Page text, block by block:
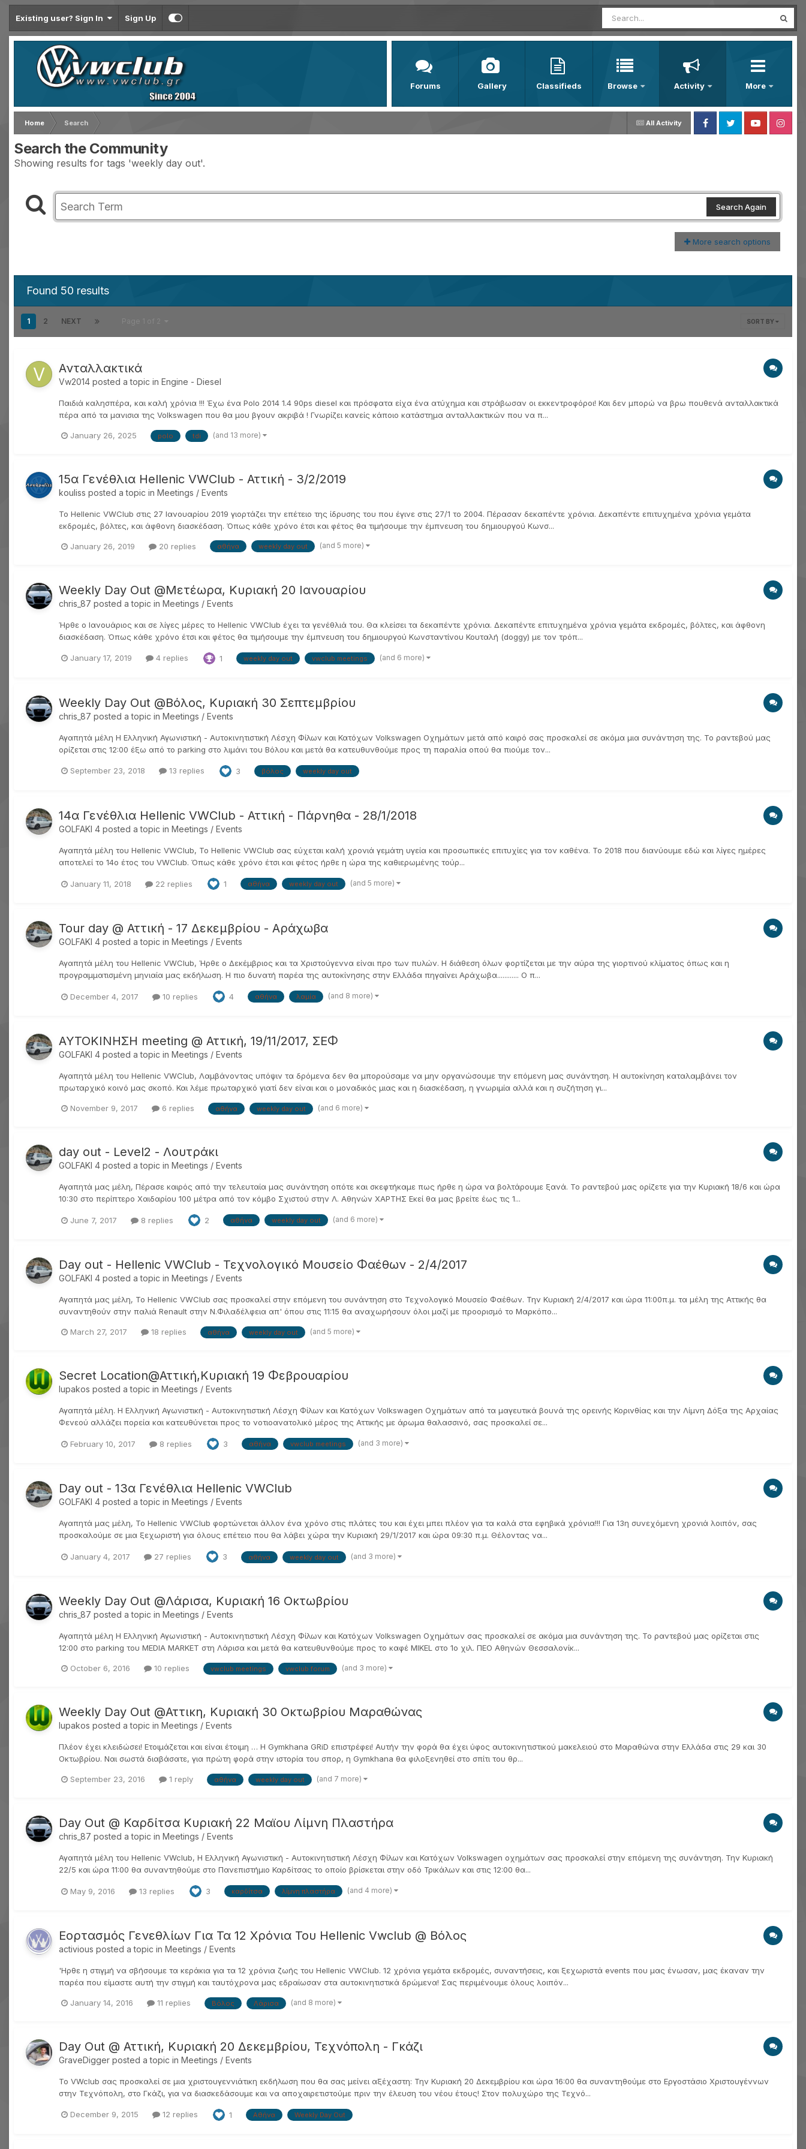
Existing user? Sign In Sign Up
Forums Gallery Classifieds Browse Activity More
All Activity
Home
Search
FacebookTwitter YoutubeInstagram
Search the Community
Showing results for tags 'weekly day out'.
Search Again
More search options
Found 50 results
1 2 NEXT SORT BY
Ανταλλακτικά
Vw2014 posted a topic in Engine - Diesel
Παιδιά καλησπέρα, και καλή χρόνια !!! Έχω ένα Polo 2014 1.4 90ps diesel και πρόσφατα είχα ένα ατύχημα και στράβωσαν οι εκκεντροφόροι! Και δεν μπορώ να βρω πουθενά ανταλλακτικά
πέρα από τα μανισια της Volkswagen που θα μου βγουν ακριβά ! Γνωρίζει κανείς κάποιο κατάστημα ανταλλακτικών που να π...
January 26, 2025 polo tdi (and 13 more)
15α Γενέθλια Hellenic VWClub - Αττική - 3/2/2019
kouliss posted a topic in Meetings / Events
Το Hellenic VWClub στις 27 Ιανουαρίου 2019 γιορτάζει την επέτειο της ίδρυσης του που έγινε στις 27/1 το 2004. Πέρασαν δεκαπέντε χρόνια. Δεκαπέντε επιτυχημένα χρόνια γεμάτα
εκδρομές, βόλτες, και άφθονη διασκέδαση. Όπως κάθε χρόνο έτσι και φέτος θα τιμήσουμε την έμπνευση του δημιουργού Κωνσ...
January 26, 2019 20 replies αθήνα weekly day out (and 5 more)
Weekly Day Out @Μετέωρα, Κυριακή 20 Ιανουαρίου
chris_87 posted a topic in Meetings / Events
Ήρθε ο Ιανουάριος και σε λίγες μέρες το Hellenic VWClub έχει τα γενέθλιά του. Θα κλείσει τα δεκαπέντε χρόνια. Δεκαπέντε επιτυχημένα χρόνια γεμάτα εκδρομές, βόλτες, και άφθονη
διασκέδαση. Όπως κάθε χρόνο έτσι και φέτος θα τιμήσουμε την έμπνευση του δημιουργού Κωνσταντίνου Κουταλή (doggy) με τον τρόπ...
January 17, 2019 4 replies 1 weekly day out vwclub meetings (and 6 more)
Weekly Day Out @Βόλος, Κυριακή 30 Σεπτεμβρίου
chris_87 posted a topic in Meetings / Events
Αγαπητά μέλη Η Ελληνι κή Αγωνι στική - Αυτοκινητιστική Λέσχη Φίλων και Κατόχων Volkswagen Οχημάτων μετά από καιρό σας προσκαλεί σε ακόμα μια συνάντηση της. Το ραντεβού μας
ορίζεται στις 12:00 έξω από το parking στο λιμάνι του Βόλου και μετά θα κατευθυνθούμε προς τη παραλία οπού θα πιούμε τον...
September 23, 2018 13 replies 3 βόλος weekly day out
14α Γενέθλια Hellenic VWClub - Αττική - Πάρνηθα - 28/1/2018
GOLFAKI 4 posted a topic in Meetings / Events
Αγαπητά μέλη του Hellenic VWClub, Το Hellenic VWClub σας εύχεται καλή χρονιά γεμάτη υγεία και προσωπικές επιτυχίες για τον καθένα. Το 2018 που διανύουμε εδώ και λίγες ημέρες
αποτελεί το 14ο έτος του VWClub. Όπως κάθε χρόνο έτσι και φέτος ήρθε η ώρα της καθιερωμένης τούρ...
January 11, 2018 22 replies 1 αθήνα weekly day out (and 5 more)
Tour day @ Αττική - 17 Δεκεμβρίου - Αράχωβα
GOLFAKI 4 posted a topic in Meetings / Events
Αγαπητά μέλη του Hellenic VWClub, Ήρθε ο Δεκέμβριος και τα Χριστούγεννα είναι προ των πυλών. Η διάθεση όλων φορτίζεται με την αύρα της γιορτινού κλίματος όπως και η
προγραμματισμένη μηνιαία μας εκδήλωση. Η πιο δυνατή παρέα της αυτοκίνησης στην Ελλάδα πηγαίνει Αράχωβα............ Ο π...
December 4, 2017 10 replies 4 αθήνα λαμία (and 8 more)
ΑΥΤΟΚΙΝΗΣΗ meeting @ Αττική, 19/11/2017, ΣΕΦ
GOLFAKI 4 posted a topic in Meetings / Events
Αγαπητά μέλη του Hellenic VWClub, Λαμβάνοντας υπόψιν τα δρόμενα δεν θα μπορούσαμε να μην οργανώσουμε την επόμενη μας συνάντηση. Η αυτοκίνηση καταλαμβάνει τον
πρωταρχικό κοινό μας σκοπό. Και λέμε πρωταρχικό γιατί δεν είναι και ο μοναδικός μιας και η διασκέδαση, η γνωριμία αλλά και η συζήτηση γι...
November 9, 2017 6 replies αθήνα weekly day out (and 6 more)
day out - Level2 - Λουτράκι
GOLFAKI 4 posted a topic in Meetings / Events
Αγαπητά μας μέλη, Πέρασε καιρός από την τελευταία μας συνάντηση οπότε και σκεφτήκαμε πως ήρθε η ώρα να βολτάρουμε ξανά. Το ραντεβού μας ορίζετε για την Κυριακή 18/6 και ώρα
10:30 στο περίπτερο Χαιδαρίου 100 μέτρα από τον κόμβο Σχιστού στην Λ. Αθηνών ΧΑΡΤΗΣ Εκεί θα μας βρείτε έως τις 1...
June 7, 2017 8 replies 2 αθήνα weekly day out (and 6 more)
Day out - Hellenic VWClub - Τεχνολογικό Μουσείο Φαέθων - 2/4/2017
GOLFAKI 4 posted a topic in Meetings / Events
Αγαπητά μας μέλη, Το Hellenic VWClub σας προσκαλεί στην επόμενη του συνάντηση στο Τεχνολογικό Μουσείο Φαέθων. Την Κυριακή 2/4/2017 και ώρα 11:00π.μ. τα μέλη της Αττικής θα
συναντηθούν στην παλιά Renault στην Ν.Φιλαδέλφεια απ' όπου στις 11:15 θα αναχωρήσουν όλοι μαζί με προορισμό το Μαρκόπο...
March 27, 2017 18 replies αθήνα weekly day out (and 5 more)
Secret Location@Αττική,Κυριακή 19 Φεβρουαρίου
lupakos posted a topic in Meetings / Events
Αγαπητά μέλη. Η Ελληνική Αγωνιστική - Αυτοκινητιστική Λέσχη Φίλων και Κατόχων Volkswagen Οχημάτων από τα μαγευτικά βουνά της ορεινής Κορινθίας και την Λίμνη Δόξα της Αρχαίας
Φενεού αλλάζει πορεία και κατευθύνεται προς το νοτιοανατολικό μέρος της Αττικής με άρωμα θαλασσινό, σας προσκαλεί σε...
February 10, 2017 8 replies 3 αθήνα vwclub meetings (and 3 more)
Day out - 13α Γενέθλια Hellenic VWClub
GOLFAKI 4 posted a topic in Meetings / Events
Αγαπητά μας μέλη, Το Hellenic VWClub φορτώνεται άλλον ένα χρόνο στις πλάτες του και έχει μπει πλέον για τα καλά στα εφηβικά χρόνια!!! Για 13η συνεχόμενη χρονιά λοιπόν, σας
προσκαλούμε σε μια ξεχωριστή για όλους επέτειο που θα λάβει χώρα την Κυριακή 29/1/2017 και ώρα 09:30 π.μ. Θέλοντας να...
January 4, 2017 27 replies 3 αθήνα weekly day out (and 3 more)
Weekly Day Out @Λάρισα, Κυριακή 16 Οκτωβρίου
chris_87 posted a topic in Meetings / Events
Αγαπητά μέλη Η Ελληνική Αγωνιστική - Αυτοκινητιστική Λέσχη Φίλων και Κατόχων Volkswagen Οχημάτων σας προσκαλεί σε ακόμα μια συνάντηση της. Το ραντεβού μας ορίζεται στις
12:00 στο parking του MEDIA MARKET στη Λάρισα και μετά θα κατευθυνθούμε προς το καφέ MIKEL στο 1ο χιλ. ΠΕΟ Αθηνών Θεσσαλονίκ...
October 6, 2016 10 replies vwclub meetings vwclub forum (and 3 more)
Weekly Day Out @Αττικη, Κυριακή 30 Οκτωβρίου Μαραθώνας
lupakos posted a topic in Meetings / Events
Πλέον έχει κλειδώσει! Ετοιμάζεται και είναι έτοιμη … Η Gymkhana GRiD επιστρέφει! Αυτήν την φορά θα έχει ύφος αυτοκινητιστικού μακελειού στο Μαραθώνα στην Ελλάδα στις 29 και 30
Οκτωβρίου. Ναι σωστά διαβάσατε, για πρώτη φορά στην ιστορία του σπορ, η Gymkhana θα φιλοξενηθεί στο σπίτι του θρ...
September 23, 2016 1 reply αθήνα weekly day out (and 7 more)
Day Out @ Καρδίτσα Κυριακή 22 Μαϊου Λίμνη Πλαστήρα
chris_87 posted a topic in Meetings / Events
Αγαπητά μέλη του Hellenic VWclub, Η Ελληνική Αγωνιστική - Αυτοκινητιστική Λέσχη Φίλων και Κατόχων Volkswagen οχημάτων σας προσκαλεί στην επόμενη της συνάντηση. Την Κυριακή
22/5 και ώρα 11:00 θα συναντηθούμε στο Πανεπιστήμιο Καρδίτσας το οποίο βρίσκεται στην οδό Τρικάλων και στις 12:00 θα...
May 9, 2016 13 replies 3 καρδίτσα λίμνη πλαστήρα (and 4 more)
Εορτασμός Γενεθλίων Για Τα 12 Χρόνια Του Hellenic Vwclub @ Βόλος
activious posted a topic in Meetings / Events
'Ηρθε η στιγμή να σβήσουμε τα κεράκια για τα 12 χρόνια ζωής του Hellenic VWClub. 12 χρόνια γεμάτα εκδρομές, συναντήσεις, και ξεχωριστά events που μας ένωσαν, μας έκαναν την
παρέα που είμαστε αυτή την στιγμή και ταυτόχρονα μας εδραίωσαν στα αυτοκινητιστικά δρώμενα! Σας περιμένουμε όλους λοιπόν...
January 14, 2016 11 replies Βόλος Λάρισα (and 8 more)
Day Out @ Αττική, Κυριακή 20 Δεκεμβρίου, Τεχνόπολη - Γκάζι
GraveDigger posted a topic in Meetings / Events
Το VWclub σας προσκαλεί σε μια χριστουγεννιάτικη εκδήλωση που θα σας μείνει αξέχαστη: Την Κυριακή 20 Δεκεμβρίου και ώρα 16:00 θα συναντηθούμε στο Εργοστάσιο Χριστουγέννων
στην Τεχνόπολη, στο Γκάζι, για να διασκεδάσουμε και να αποχαιρετιστούμε πριν την έλευση του νέου έτους! Στον πολυχώρο της Τεχνό...
December 9, 2015 12 replies 1 Αθήνα Weekly Day Out